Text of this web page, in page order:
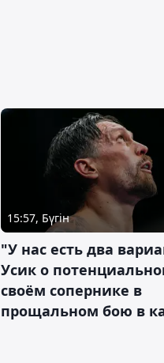
15:57, Бүгін
"У нас есть два
Усик о
своём сопернике в
прощальном бою в